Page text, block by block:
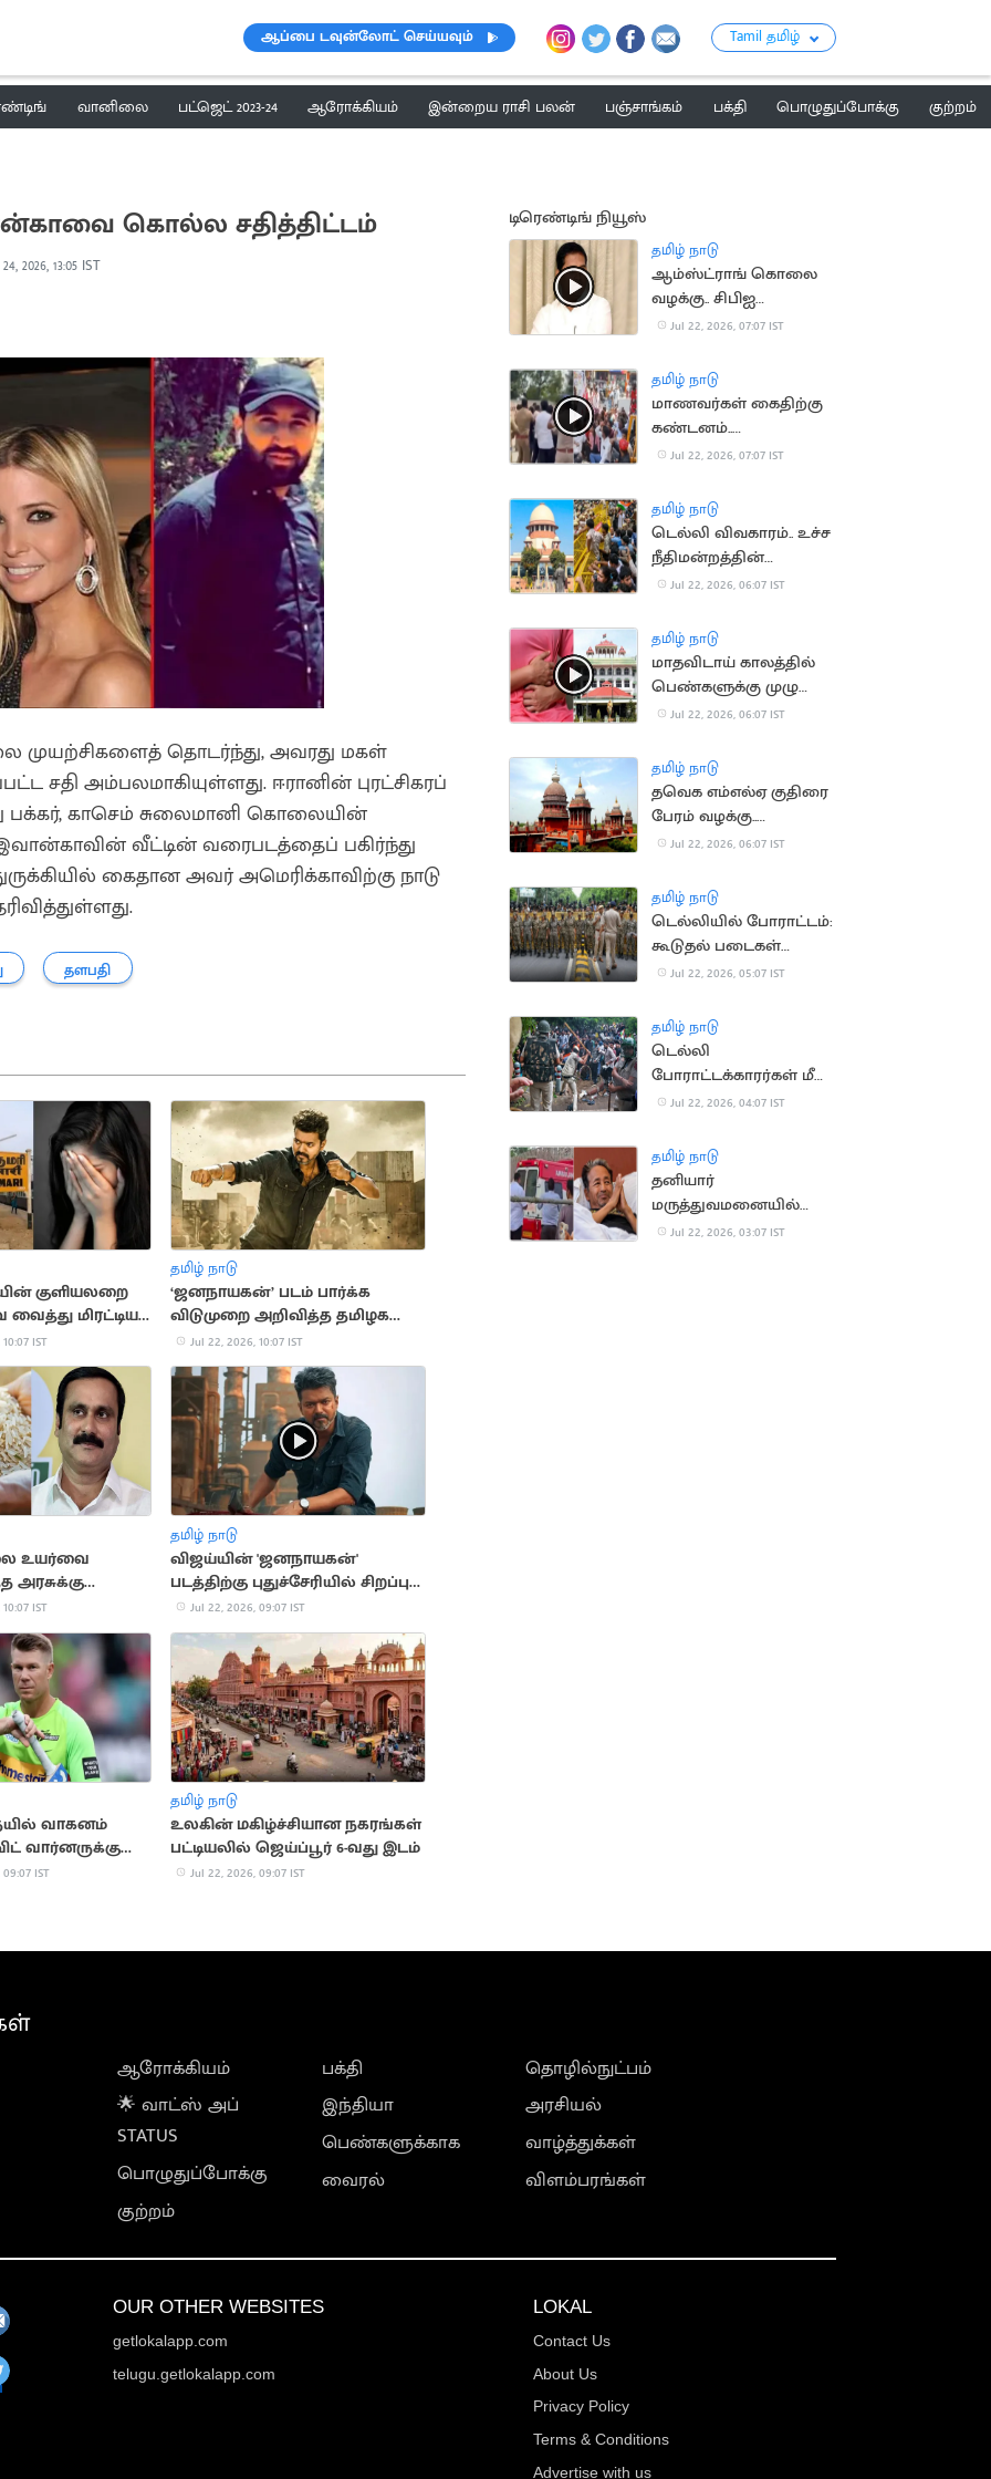
ஆப்பை டவுன்லோட் செய்யவும் Tamil தமிழ்
வானிலை பட்ஜெட் 2023-24 ஆரோக்கியம் இன்றைய ராசி பலன் பஞ்சாங்கம் பக்தி பொழுதுப்போக்கு
குற்றம்
கொல்ல சதித்திட்டம்
2026, 13:05 IST
முயற்சிகளைத் தொடர்ந்து, அவரது மகள்
சதி அம்பலமாகியுள்ளது. ஈரானின் புரட்சிகரப்
பக்கர், காசெம் சுலைமானி கொலையின்
வீட்டின் வரைபடத்தைப் பகிர்ந்து
கைதான அவர் அமெரிக்காவிற்கு நாடு
தளபதி
குளியலறை
மிரட்டிய
IST
தமிழ் நாடு
‘ஜனநாயகன்’ படம் பார்க்க
விடுமுறை அறிவித்த தமிழக
நிறுவனம்
Jul 22, 2026, 10:07 IST
உயர்வை
அரசுக்கு
IST
தமிழ் நாடு
விஜய்யின் 'ஜனநாயகன்'
படத்திற்கு புதுச்சேரியில் சிறப்பு
காட்சிக்கு அனுமதி
Jul 22, 2026, 09:07 IST
வாகனம்
வார்னருக்கு
IST
தமிழ் நாடு
உலகின் மகிழ்ச்சியான நகரங்கள்
பட்டியலில் ஜெய்ப்பூர் 6-வது இடம்
Jul 22, 2026, 09:07 IST
டிரெண்டிங் நியூஸ்
தமிழ் நாடு
ஆம்ஸ்ட்ராங் கொலை
வழக்கு.. சிபிஐ
விசாரணைக்கு
அனுமதி
Jul 22, 2026, 07:07 IST
தமிழ் நாடு
மாணவர்கள் கைதிற்கு
கண்டனம்..
திருவொற்றியூர் காவல்
Jul 22, 2026, 07:07 IST
தமிழ் நாடு
டெல்லி விவகாரம்.. உச்ச
நீதிமன்றத்தின்
கருத்தால் சர்ச்சை
Jul 22, 2026, 06:07 IST
தமிழ் நாடு
மாதவிடாய் காலத்தில்
பெண்களுக்கு முழு
ஊதியத்துடன் விடுப்பு..
Jul 22, 2026, 06:07 IST
தமிழ் நாடு
தவெக எம்எல்ஏ குதிரை
பேரம் வழக்கு..
காவல்துறைக்கு
Jul 22, 2026, 06:07 IST
தமிழ் நாடு
டெல்லியில் போராட்டம்:
கூடுதல் படைகள்
வரவழைப்பு
Jul 22, 2026, 05:07 IST
தமிழ் நாடு
டெல்லி
போராட்டக்காரர்கள் மீது
தாக்குதல் வழக்கு இன்று
Jul 22, 2026, 04:07 IST
தமிழ் நாடு
தனியார்
மருத்துவமனையில்
சோனம் வாங்சுக்
Jul 22, 2026, 03:07 IST
ஆரோக்கியம்
🌟 வாட்ஸ் அப்
STATUS
பொழுதுப்போக்கு
குற்றம்
பக்தி
இந்தியா
பெண்களுக்காக
வைரல்
தொழில்நுட்பம்
அரசியல்
வாழ்த்துக்கள்
விளம்பரங்கள்
OUR OTHER WEBSITES
getlokalapp.com
telugu.getlokalapp.com
LOKAL
Contact Us
About Us
Privacy Policy
Terms & Conditions
Advertise with us